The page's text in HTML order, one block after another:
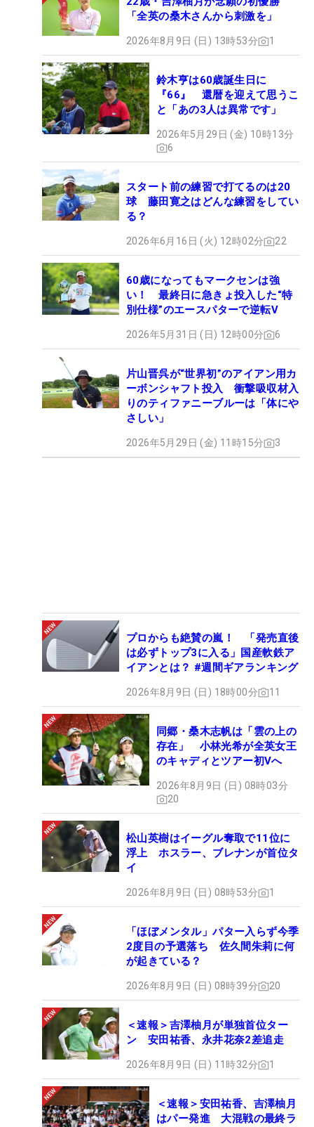
「全英の桑木さんから刺激を」
2026年8月9日 (日) 13時53分 1
鈴木亨は60歳誕生日に
『66』 還暦を迎えて思うこ
と「あの3人は異常です」
2026年5月29日 (金) 10時13分
6
スタート前の練習で打てるのは20
球 藤田寛之はどんな練習をしてい
る？
2026年6月16日 (火) 12時02分 22
60歳になってもマークセンは強
い！ 最終日に急きょ投入した“特
別仕様”のエースパターで逆転V
2026年5月31日 (日) 12時00分 6
片山晋呉が“世界初”のアイアン用カ
ーボンシャフト投入 衝撃吸収材入
りのティファニーブルーは「体にや
さしい」
2026年5月29日 (金) 11時15分 3
プロからも絶賛の嵐！ 「発売直後
は必ずトップ3に入る」国産軟鉄ア
イアンとは？ #週間ギアランキング
2026年8月9日 (日) 18時00分 11
同郷・桑木志帆は「雲の上の
存在」 小林光希が全英女王
のキャディとツアー初Vへ
2026年8月9日 (日) 08時03分
20
松山英樹はイーグル奪取で11位に
浮上 ホスラー、ブレナンが首位タ
イ
2026年8月9日 (日) 08時53分 1
「ほぼメンタル」パター入らず今季
2度目の予選落ち 佐久間朱莉に何
が起きている？
2026年8月9日 (日) 08時39分 20
＜速報＞吉澤柚月が単独首位ター
ン 安田祐香、永井花奈2差追走
2026年8月9日 (日) 11時32分 1
＜速報＞安田祐香、吉澤柚月
はパー発進 大混戦の最終ラ